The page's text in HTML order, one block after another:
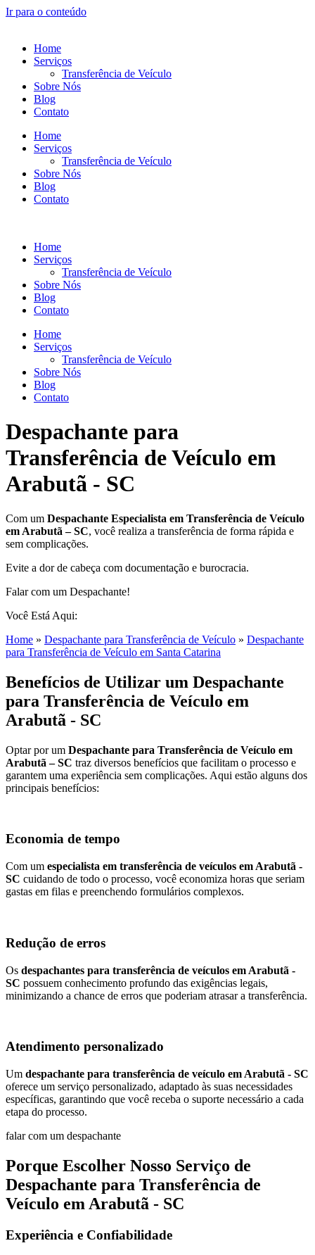
Ir para o conteúdo
Home
Serviços
Transferência de Veículo
Sobre Nós
Blog
Contato
Home
Serviços
Transferência de Veículo
Sobre Nós
Blog
Contato
Home
Serviços
Transferência de Veículo
Sobre Nós
Blog
Contato
Home
Serviços
Transferência de Veículo
Sobre Nós
Blog
Contato
Despachante para
Transferência de Veículo em
Arabutã - SC
Com um Despachante Especialista em Transferência de Veículo
em Arabutã – SC, você realiza a transferência de forma rápida e
sem complicações.
Evite a dor de cabeça com documentação e burocracia.
Falar com um Despachante!
Você Está Aqui:
Home » Despachante para Transferência de Veículo » Despachante
para Transferência de Veículo em Santa Catarina
Benefícios de Utilizar um Despachante
para Transferência de Veículo em
Arabutã - SC
Optar por um Despachante para Transferência de Veículo em
Arabutã – SC traz diversos benefícios que facilitam o processo e
garantem uma experiência sem complicações. Aqui estão alguns dos
principais benefícios:
Economia de tempo
Com um especialista em transferência de veículos em Arabutã -
SC cuidando de todo o processo, você economiza horas que seriam
gastas em filas e preenchendo formulários complexos.
Redução de erros
Os despachantes para transferência de veículos em Arabutã -
SC possuem conhecimento profundo das exigências legais,
minimizando a chance de erros que poderiam atrasar a transferência.
Atendimento personalizado
Um despachante para transferência de veículo em Arabutã - SC
oferece um serviço personalizado, adaptado às suas necessidades
específicas, garantindo que você receba o suporte necessário a cada
etapa do processo.
falar com um despachante
Porque Escolher Nosso Serviço de
Despachante para Transferência de
Veículo em Arabutã - SC
Experiência e Confiabilidade